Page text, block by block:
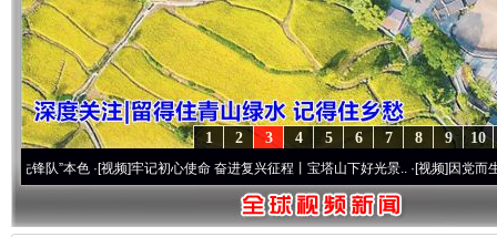
10
9
8
7
6
5
4
3
2
1
·[视频]牢记初心使命 奋进复兴征程丨宝塔山下好光景..·[视频]因党而生 为党而